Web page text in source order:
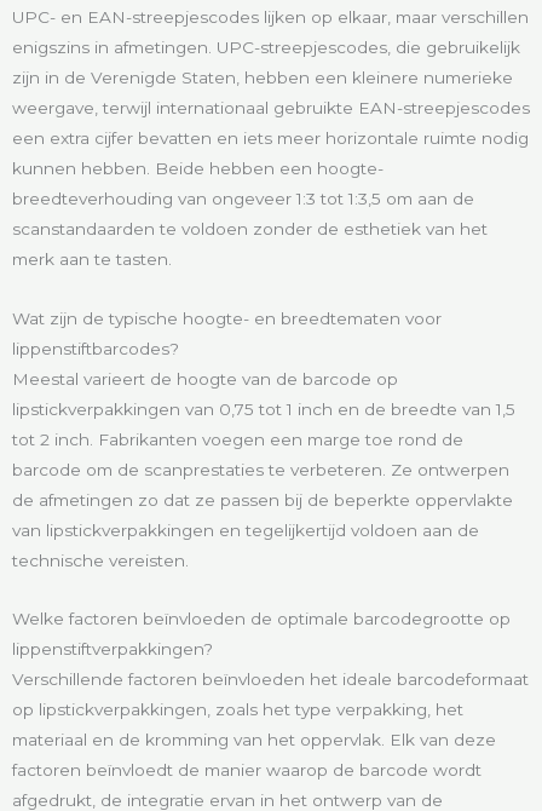
UPC- en EAN-streepjescodes lijken op elkaar, maar verschillen
enigszins in afmetingen. UPC-streepjescodes, die gebruikelijk
zijn in de Verenigde Staten, hebben een kleinere numerieke
weergave, terwijl internationaal gebruikte EAN-streepjescodes
een extra cijfer bevatten en iets meer horizontale ruimte nodig
kunnen hebben. Beide hebben een hoogte-
breedteverhouding van ongeveer 1:3 tot 1:3,5 om aan de
scanstandaarden te voldoen zonder de esthetiek van het
merk aan te tasten.
Wat zijn de typische hoogte- en breedtematen voor
lippenstiftbarcodes?
Meestal varieert de hoogte van de barcode op
lipstickverpakkingen van 0,75 tot 1 inch en de breedte van 1,5
tot 2 inch. Fabrikanten voegen een marge toe rond de
barcode om de scanprestaties te verbeteren. Ze ontwerpen
de afmetingen zo dat ze passen bij de beperkte oppervlakte
van lipstickverpakkingen en tegelijkertijd voldoen aan de
technische vereisten.
Welke factoren beïnvloeden de optimale barcodegrootte op
lippenstiftverpakkingen?
Verschillende factoren beïnvloeden het ideale barcodeformaat
op lipstickverpakkingen, zoals het type verpakking, het
materiaal en de kromming van het oppervlak. Elk van deze
factoren beïnvloedt de manier waarop de barcode wordt
afgedrukt, de integratie ervan in het ontwerp van de